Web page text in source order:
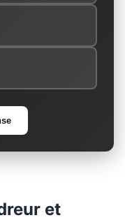
et